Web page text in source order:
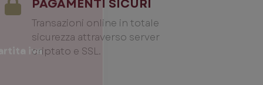
PAGAMENTI SICURI
Transazioni online in totale
sicurezza attraverso server
criptato e SSL.
iva